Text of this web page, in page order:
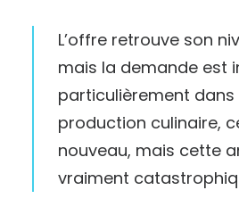
L’offre retrouve son
mais la demande est
particulièrement
production culinaire,
nouveau, mais cette
vraiment